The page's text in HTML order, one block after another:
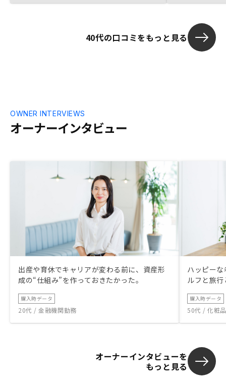
ることが購入の決定打でした。あとは御社
には安定したリターンが見込めます。空室
40代の口コミをもっと見る
オーナーインタビュー
OWNER INTERVIEWS
出産や育休でキャリアが変わる前に、資産形
成の“仕組み”を作っておきたかった。
購入時データ
20代 / 金融機関勤務
ハッピー
ルフと旅
購入時データ
50代 / 化粧
オーナーインタビューを
もっと見る